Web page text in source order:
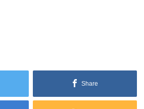
Share